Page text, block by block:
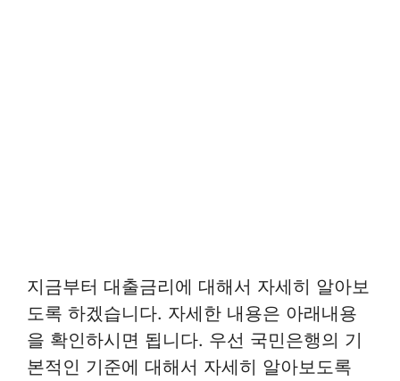
지금부터 대출금리에 대해서 자세히 알아보
도록 하겠습니다. 자세한 내용은 아래내용
을 확인하시면 됩니다. 우선 국민은행의 기
본적인 기준에 대해서 자세히 알아보도록